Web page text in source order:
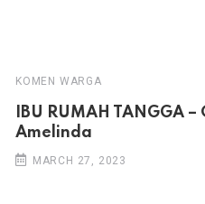
KOMEN WARGA
IBU RUMAH TANGGA
Amelinda
MARCH 27, 2023